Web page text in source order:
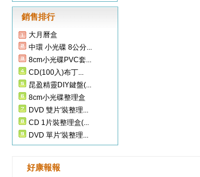
銷售排行
大月曆盒
中環 小光碟 8公分...
8cm小光碟PVC套...
CD(100入)布丁...
昆盈精靈DIY鍵盤(...
8cm小光碟整理盒
DVD 雙片'裝整理...
CD 1片裝整理盒(...
DVD 單片'裝整理...
好康報報